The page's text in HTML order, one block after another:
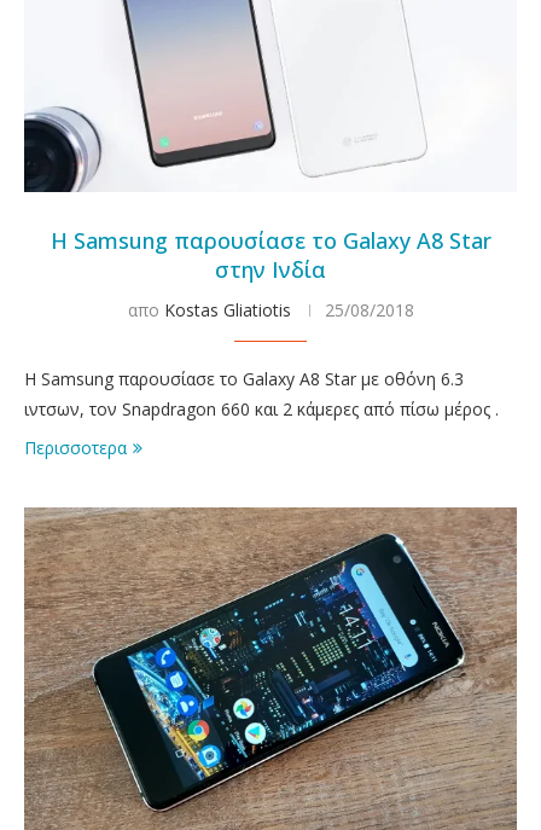
Η Samsung παρουσίασε το Galaxy A8 Star
στην Ινδία
απο Kostas Gliatiotis 25/08/2018
Η Samsung παρουσίασε το Galaxy A8 Star με οθόνη 6.3
ιντσων, τον Snapdragon 660 και 2 κάμερες από πίσω μέρος .
Περισσοτερα